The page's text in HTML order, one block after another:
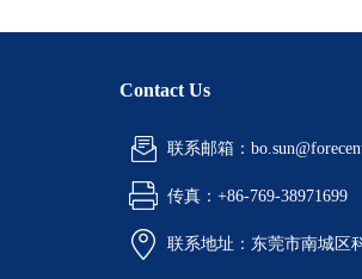
Contact Us
联系邮箱：
传真：+86-769-38971699
联系地址：东莞市南城区